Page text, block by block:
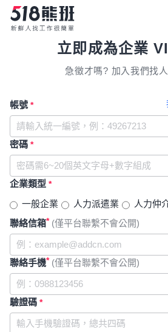
立即成為企業
急徵才嗎? 加入我們找
帳號 *
密碼 *
企業類型 *
一般企業 人力派遣業 人力仲
聯絡信箱* (僅平台聯繫不會公開)
聯絡手機* (僅平台聯繫不會公開)
驗證碼 *